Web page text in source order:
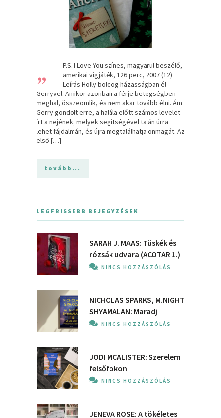
„
P.S. I Love You színes, magyarul beszélő,
amerikai vígjáték, 126 perc, 2007 (12)
Leírás Holly boldog házasságban él
Gerryvel. Amikor azonban a férje betegségben
meghal, összeomlik, és nem akar tovább élni. Ám
Gerry gondolt erre, a halála előtt számos levelet
írt a nejének, melyek segítségével talán úrra
lehet fájdalmán, és újra megtalálhatja önmagát. Az
első […]
tovább...
LEGFRISSEBB BEJEGYZÉSEK
SARAH J. MAAS: Tüskék és
rózsák udvara (ACOTAR 1.)
NINCS HOZZÁSZÓLÁS
NICHOLAS SPARKS, M.NIGHT
SHYAMALAN: Maradj
NINCS HOZZÁSZÓLÁS
JODI MCALISTER: Szerelem
felsőfokon
NINCS HOZZÁSZÓLÁS
JENEVA ROSE: A ​tökéletes